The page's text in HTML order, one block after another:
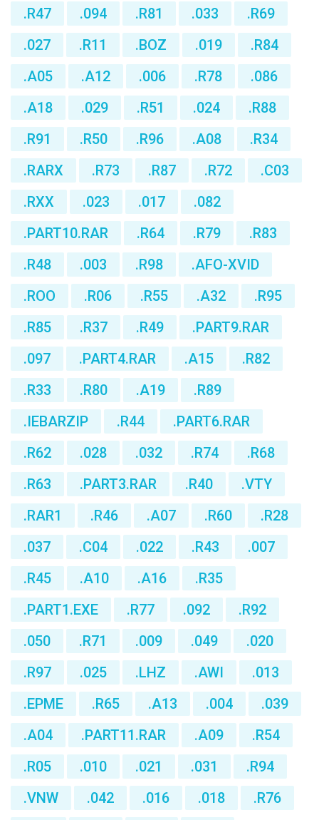
.R47
.094 .R81 .033
.R69
.027
.R11 .BOZ .019
.R84
.A05
.A12 .006 .R78
.086
.A18
.029 .R51 .024
.R88
.R91
.R50 .R96 .A08
.R34
.RARX
.R73 .R87 .R72
.C03
.RXX
.023 .017
.082
.PART10.RAR
.R64 .R79
.R83
.R48
.003 .R98
.AFO-XVID
.ROO
.R06 .R55 .A32
.R95
.R85
.R37 .R49
.PART9.RAR
.097
.PART4.RAR .A15
.R82
.R33
.R80 .A19
.R89
.IEBARZIP
.R44
.PART6.RAR
.R62
.028 .032 .R74
.R68
.R63
.PART3.RAR .R40
.VTY
.RAR1
.R46 .A07 .R60
.R28
.037
.C04 .022 .R43
.007
.R45
.A10 .A16
.R35
.PART1.EXE
.R77 .092
.R92
.050
.R71 .009 .049
.020
.R97
.025 .LHZ .AWI
.013
.EPME
.R65 .A13 .004
.039
.A04
.PART11.RAR .A09
.R54
.R05
.010 .021 .031
.R94
.VNW
.042 .016 .018
.R76